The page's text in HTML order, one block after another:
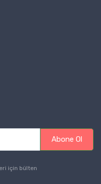
Abone Ol
için bülten